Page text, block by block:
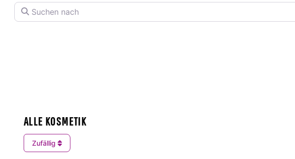
Suchen nach
ALLE KOSMETIK
Zufällig